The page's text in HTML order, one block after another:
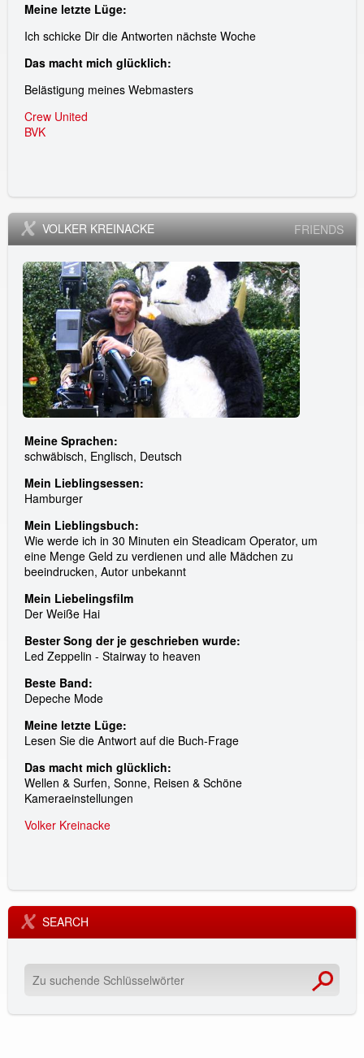
Meine letzte Lüge:
Ich schicke Dir die Antworten nächste Woche
Das macht mich glücklich:
Belästigung meines Webmasters
Crew United
BVK
VOLKER KREINACKE FRIENDS
Meine Sprachen:
schwäbisch, Englisch, Deutsch
Mein Lieblingsessen:
Hamburger
Mein Lieblingsbuch:
Wie werde ich in 30 Minuten ein Steadicam Operator, um
eine Menge Geld zu verdienen und alle Mädchen zu
beeindrucken, Autor unbekannt
Mein Liebelingsfilm
Der Weiße Hai
Bester Song der je geschrieben wurde:
Led Zeppelin - Stairway to heaven
Beste Band:
Depeche Mode
Meine letzte Lüge:
Lesen Sie die Antwort auf die Buch-Frage
Das macht mich glücklich:
Wellen & Surfen, Sonne, Reisen & Schöne
Kameraeinstellungen
Volker Kreinacke
SEARCH
Z
u